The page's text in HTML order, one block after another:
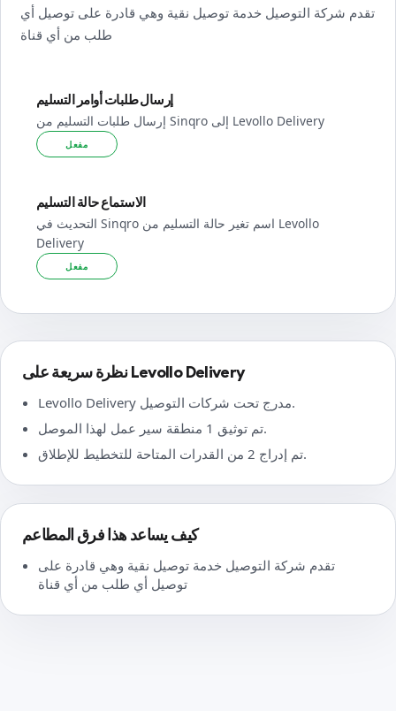
تقدم شركة التوصيل خدمة توصيل نقية وهي قادرة على توصيل أي
طلب من أي قناة
إرسال طلبات أوامر التسليم
إرسال طلبات التسليم من Sinqro إلى Levollo Delivery
مفعل
الاستماع حالة التسليم
التحديث في Sinqro اسم تغير حالة التسليم من Levollo
Delivery
مفعل
نظرة سريعة على Levollo Delivery
Levollo Delivery مدرج تحت شركات التوصيل.
تم توثيق 1 منطقة سير عمل لهذا الموصل.
تم إدراج 2 من القدرات المتاحة للتخطيط للإطلاق.
كيف يساعد هذا فرق المطاعم
تقدم شركة التوصيل خدمة توصيل نقية وهي قادرة على
توصيل أي طلب من أي قناة